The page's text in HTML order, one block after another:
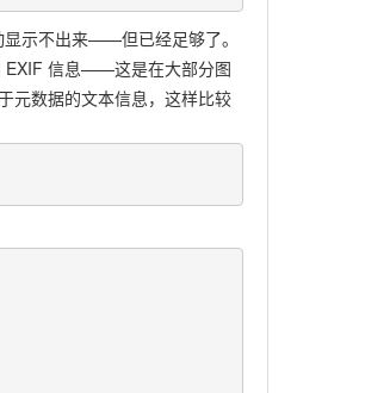
示不出来——但已经足够了。
EXIF 信息——这是在大部分图
元数据的文本信息，这样比较